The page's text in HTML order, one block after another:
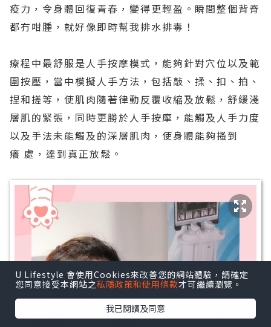
疫力，令身體回復青春，變得更輕盈。瞬間整個背脊
都冇咁腫，就好像即時幫我排水排毒！
療程中最舒服是人手按摩模式，能夠針對穴位以及範
圍按壓，當中模擬人手方法，包括敲、揉、扣、拍、
捏和搓等，使肌肉隨著律動反覆收縮及放鬆，舒緩淺
層肌的緊張，同時更勝於人手按摩，能觸及人手力度
以及手法未能觸及的深層肌肉，使身體能夠搔到
癢 處，達到真正放鬆。
U Lifestyle 會使用Cookies來改善您的網站體驗，請確定
您同意接受本網站之私隱政策和使用條款才可繼續瀏覽。
我已閱讀及同意